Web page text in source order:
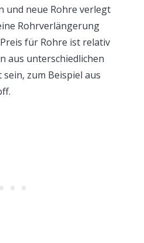
und neue Rohre verlegt
Rohrverlängerung
für Rohre ist relativ
aus unterschiedlichen
zum Beispiel aus